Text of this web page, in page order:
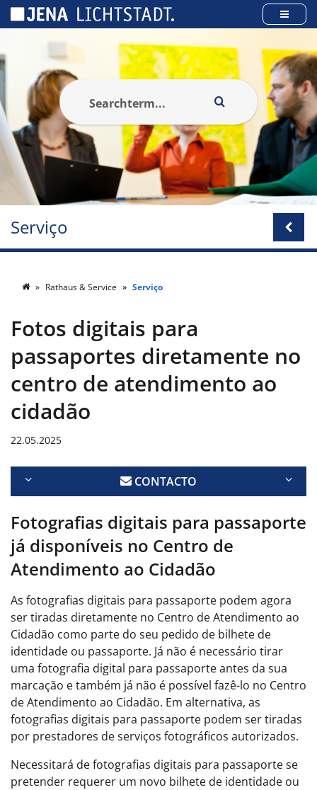
Serviço
Rathaus & Service Serviço
Fotos digitais para
passaportes diretamente no
centro de atendimento ao
cidadão
22.05.2025
CONTACTO
Fotografias digitais para passaporte
já disponíveis no Centro de
Atendimento ao Cidadão
As fotografias digitais para passaporte podem agora
ser tiradas diretamente no Centro de Atendimento ao
Cidadão como parte do seu pedido de bilhete de
identidade ou passaporte. Já não é necessário tirar
uma fotografia digital para passaporte antes da sua
marcação e também já não é possível fazê-lo no Centro
de Atendimento ao Cidadão. Em alternativa, as
fotografias digitais para passaporte podem ser tiradas
por prestadores de serviços fotográficos autorizados.
Necessitará de fotografias digitais para passaporte se
pretender requerer um novo bilhete de identidade ou
Cookies management panel